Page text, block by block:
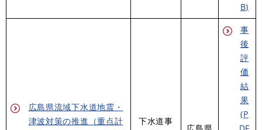
B)
広島県流域下水道地震・
津波対策の推進（重点計
下水道事
事
後
評
価
結
果
(P